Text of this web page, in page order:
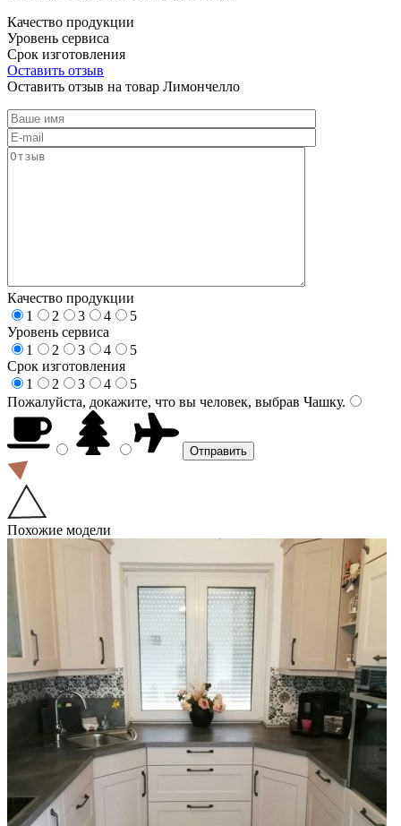
Качество продукции
Уровень сервиса
Срок изготовления
Оставить отзыв
Оставить отзыв на товар Лимончелло
Качество продукции
1
2 3 4
5
Уровень сервиса
1
2 3 4
5
Срок изготовления
1
2 3 4
5
Пожалуйста, докажите, что вы человек, выбрав Чашку.
Похожие модели